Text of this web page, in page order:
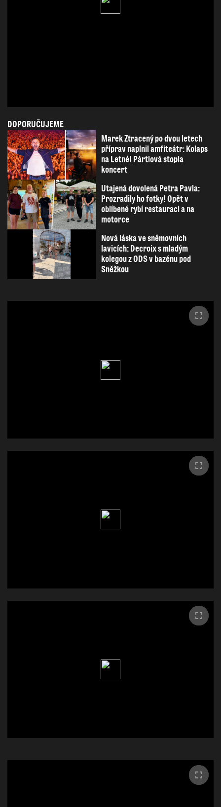
DOPORUČUJEME
Marek Ztracený po dvou letech
příprav naplnil amfiteátr: Kolaps
na Letné! Pártlová stopla
koncert
Utajená dovolená Petra Pavla:
Prozradily ho fotky! Opět v
oblíbené rybí restauraci a na
motorce
Nová láska ve sněmovních
lavicích: Decroix s mladým
kolegou z ODS v bazénu pod
Sněžkou